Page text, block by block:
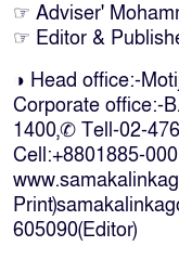
☞ Adviser'
☞ Editor &
◑ Head office:-
Corporate office:-
1400,✆ Tell-02-
Cell:+8801885-
605090(Editor)